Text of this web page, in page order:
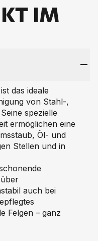
IM
das ideale
von Stahl-,
spezielle
ermöglichen eine
Öl- und
Stellen und in
auch bei
Felgen – ganz